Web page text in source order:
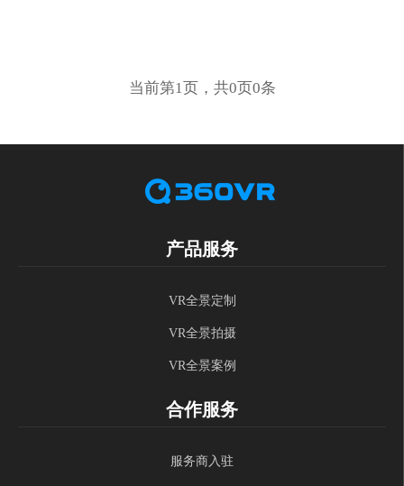
当前第1页，共0页0条
产品服务
VR全景定制
VR全景拍摄
VR全景案例
合作服务
服务商入驻